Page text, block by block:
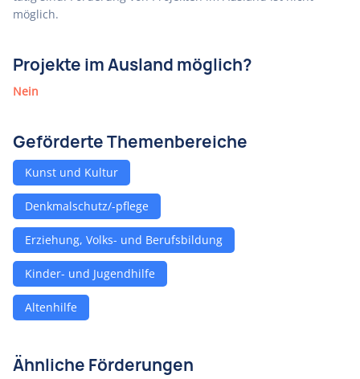
möglich.
Projekte im Ausland möglich?
Nein
Geförderte Themenbereiche
Kunst und Kultur
Denkmalschutz/-pflege
Erziehung, Volks- und Berufsbildung
Kinder- und Jugendhilfe
Altenhilfe
Ähnliche Förderungen